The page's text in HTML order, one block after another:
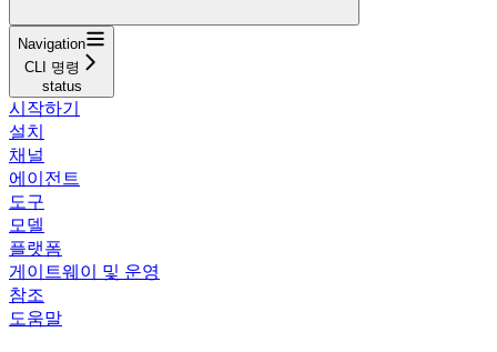
Navigation
CLI 명령
status
시작하기
설치
채널
에이전트
도구
모델
플랫폼
게이트웨이 및 운영
참조
도움말